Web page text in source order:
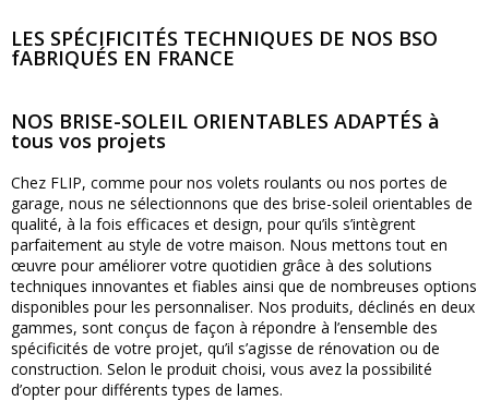
LES SPÉCIFICITÉS TECHNIQUES DE NOS BSO
fABRIQUÉS EN FRANCE
NOS BRISE-SOLEIL ORIENTABLES ADAPTÉS à
tous vos projets
Chez FLIP, comme pour nos volets roulants ou nos portes de
garage, nous ne sélectionnons que des brise-soleil orientables de
qualité, à la fois efficaces et design, pour qu’ils s’intègrent
parfaitement au style de votre maison. Nous mettons tout en
œuvre pour améliorer votre quotidien grâce à des solutions
techniques innovantes et fiables ainsi que de nombreuses options
disponibles pour les personnaliser. Nos produits, déclinés en deux
gammes, sont conçus de façon à répondre à l’ensemble des
spécificités de votre projet, qu’il s’agisse de rénovation ou de
construction. Selon le produit choisi, vous avez la possibilité
d’opter pour différents types de lames.